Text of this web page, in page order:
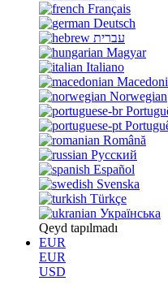
Français
Deutsch
עברית
Magyar
Italiano
Norwegian
Română
Русский
Español
Svenska
Türkçe
Українська
Qeyd tapılmadı
EUR
EUR
USD